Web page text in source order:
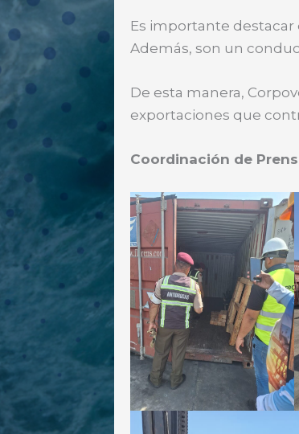
Es importante destacar
Además, son un
De esta manera,
exportaciones que
Coordinación de